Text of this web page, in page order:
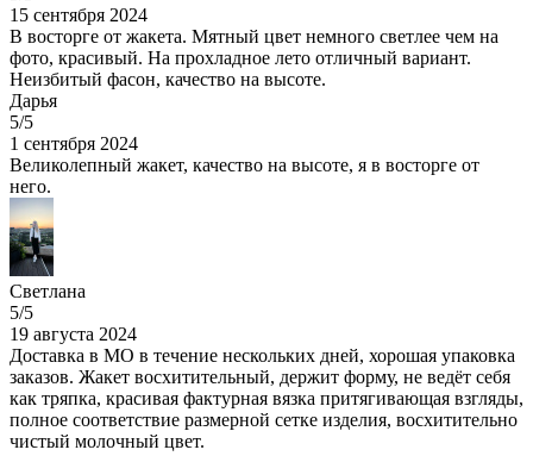
15 сентября 2024
В восторге от жакета. Мятный цвет немного светлее чем на
фото, красивый. На прохладное лето отличный вариант.
Неизбитый фасон, качество на высоте.
Дарья
5/5
1 сентября 2024
Великолепный жакет, качество на высоте, я в восторге от
него.
Светлана
5/5
19 августа 2024
Доставка в МО в течение нескольких дней, хорошая упаковка
заказов. Жакет восхитительный, держит форму, не ведёт себя
как тряпка, красивая фактурная вязка притягивающая взгляды,
полное соответствие размерной сетке изделия, восхитительно
чистый молочный цвет.